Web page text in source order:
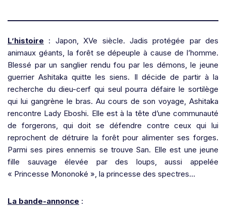
L’histoire : Japon, XVe siècle. Jadis protégée par des
animaux géants, la forêt se dépeuple à cause de l’homme.
Blessé par un sanglier rendu fou par les démons, le jeune
guerrier Ashitaka quitte les siens. Il décide de partir à la
recherche du dieu-cerf qui seul pourra défaire le sortilège
qui lui gangrène le bras. Au cours de son voyage, Ashitaka
rencontre Lady Eboshi. Elle est à la tête d’une communauté
de forgerons, qui doit se défendre contre ceux qui lui
reprochent de détruire la forêt pour alimenter ses forges.
Parmi ses pires ennemis se trouve San. Elle est une jeune
fille sauvage élevée par des loups, aussi appelée
« Princesse Mononoké », la princesse des spectres…
La bande-annonce :